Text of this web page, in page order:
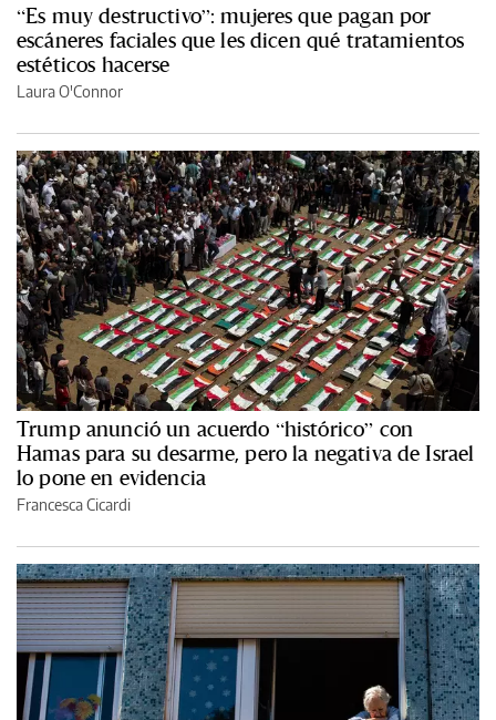
“Es muy destructivo”: mujeres que pagan por
escáneres faciales que les dicen qué tratamientos
estéticos hacerse
Laura O'Connor
Trump anunció un acuerdo “histórico” con
Hamas para su desarme, pero la negativa de Israel
lo pone en evidencia
Francesca Cicardi